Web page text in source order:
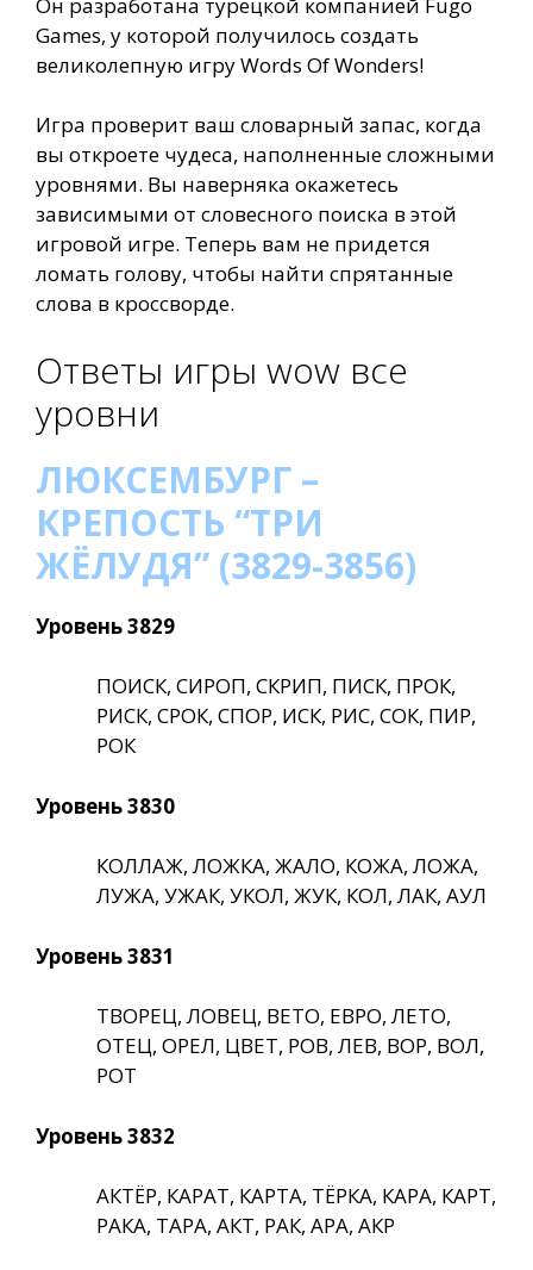
Games, у которой получилось создать
великолепную игру Words Of Wonders!
Игра проверит ваш словарный запас, когда
вы откроете чудеса, наполненные сложными
уровнями. Вы наверняка окажетесь
зависимыми от словесного поиска в этой
игровой игре. Теперь вам не придется
ломать голову, чтобы найти спрятанные
слова в кроссворде.
Ответы игры wow все
уровни
ЛЮКСЕМБУРГ –
КРЕПОСТЬ “ТРИ
ЖЁЛУДЯ” (3829-3856)
Уровень 3829
ПОИСК, СИРОП, СКРИП, ПИСК, ПРОК,
РИСК, СРОК, СПОР, ИСК, РИС, СОК, ПИР,
РОК
Уровень 3830
КОЛЛАЖ, ЛОЖКА, ЖАЛО, КОЖА, ЛОЖА,
ЛУЖА, УЖАК, УКОЛ, ЖУК, КОЛ, ЛАК, АУЛ
Уровень 3831
ТВОРЕЦ, ЛОВЕЦ, ВЕТО, ЕВРО, ЛЕТО,
ОТЕЦ, ОРЕЛ, ЦВЕТ, РОВ, ЛЕВ, ВОР, ВОЛ,
РОТ
Уровень 3832
АКТЁР, КАРАТ, КАРТА, ТЁРКА, КАРА, КАРТ,
РАКА, ТАРА, АКТ, РАК, АРА, АКР